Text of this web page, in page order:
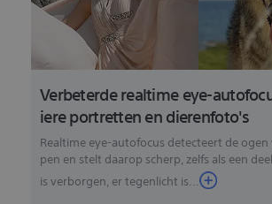
Verbeterde realtime eye-
iere portretten en dierenfoto's
Realtime eye-autofocus detecteert de
pen en stelt daarop scherp, zelfs als een
is verborgen, er tegenlicht is...